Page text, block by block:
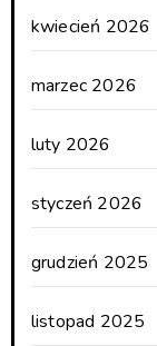
kwiecień 2026
marzec 2026
luty 2026
styczeń 2026
grudzień 2025
listopad 2025